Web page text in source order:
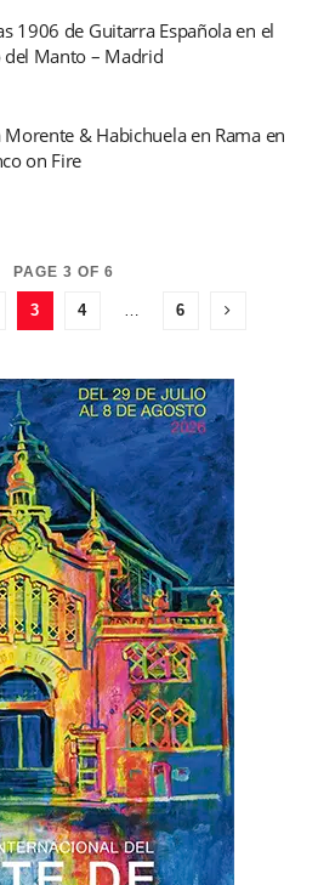
1906 de Guitarra Española en el
Manto – Madrid
Morente & Habichuela en Rama en
on Fire
PAGE 3 OF 6
3 4 6